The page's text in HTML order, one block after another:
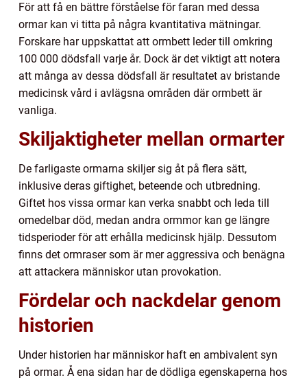
För att få en bättre förståelse för faran med dessa
ormar kan vi titta på några kvantitativa mätningar.
Forskare har uppskattat att ormbett leder till omkring
100 000 dödsfall varje år. Dock är det viktigt att notera
att många av dessa dödsfall är resultatet av bristande
medicinsk vård i avlägsna områden där ormbett är
vanliga.
Skiljaktigheter mellan ormarter
De farligaste ormarna skiljer sig åt på flera sätt,
inklusive deras giftighet, beteende och utbredning.
Giftet hos vissa ormar kan verka snabbt och leda till
omedelbar död, medan andra ormmor kan ge längre
tidsperioder för att erhålla medicinsk hjälp. Dessutom
finns det ormraser som är mer aggressiva och benägna
att attackera människor utan provokation.
Fördelar och nackdelar genom
historien
Under historien har människor haft en ambivalent syn
på ormar. Å ena sidan har de dödliga egenskaperna hos